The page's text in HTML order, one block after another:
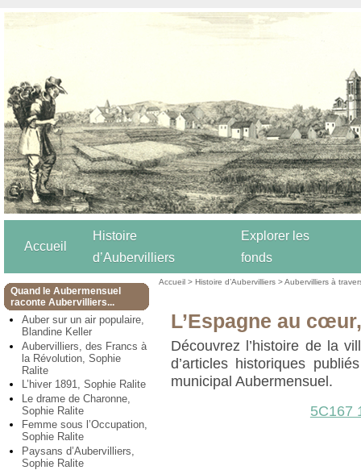
Accueil
Histoire
d’Aubervilliers
Explorer les
fonds
Quand le Aubermensuel
raconte Aubervilliers...
Auber sur un air populaire,
Blandine Keller
Aubervilliers, des Francs à
la Révolution, Sophie
Ralite
L’hiver 1891, Sophie Ralite
Le drame de Charonne,
Sophie Ralite
Femme sous l’Occupation,
Sophie Ralite
Paysans d’Aubervilliers,
Sophie Ralite
Accueil >Histoire d’Aubervilliers>Aubervilliers à
L’Espagne au
Découvrez l’histoire de la
d’articles historiques
municipal Aubermensuel.
5C167